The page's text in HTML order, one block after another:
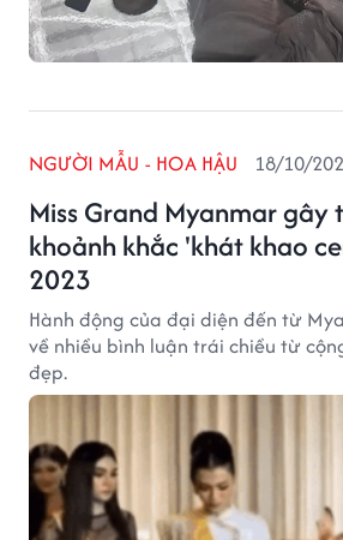
Miss Grand Myanmar gây
khoảnh khắc 'khát khao
2023
NGƯỜI MẪU - HOA HẬU 18/10/
Hành động của đại diện đến từ
về nhiều bình luận trái chiều từ
đẹp.